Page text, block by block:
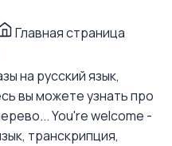
Главная страница
на русский язык,
вы можете узнать про
You're welcome -
транскрипция,